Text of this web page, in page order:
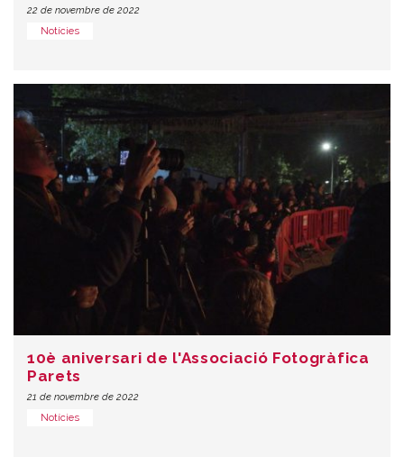
22 de novembre de 2022
Notícies
10è aniversari de l'Associació Fotogràfica
Parets
21 de novembre de 2022
Notícies